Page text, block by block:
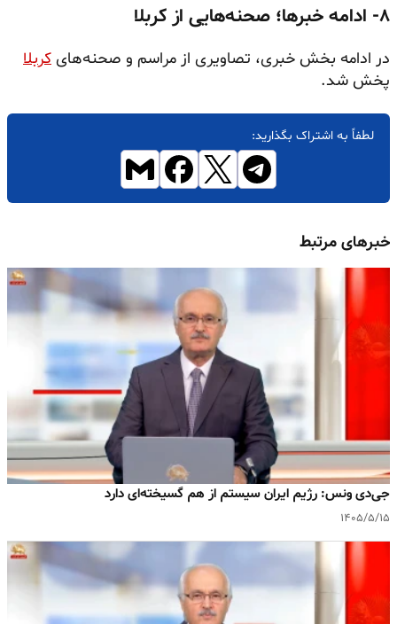
۸- ادامه خبرها؛ صحنه‌هایی از کربلا
در ادامه بخش خبری، تصاویری از مراسم و صحنه‌های کربلا
پخش شد.
لطفاً به اشتراک بگذارید:
خبرهای مرتبط
جی‌دی ونس: رژیم ایران سیستم از هم گسیخته‌ای دارد
۱۴۰۵/۵/۱۵